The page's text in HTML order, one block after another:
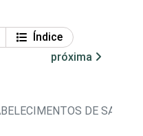
Índice
próxima
DE SAÚDE